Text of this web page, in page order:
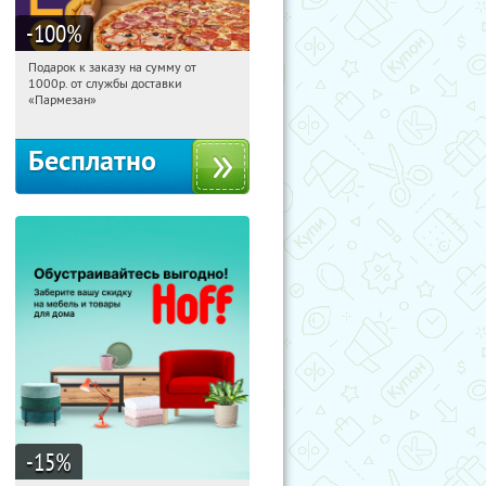
-100%
18:14:40 Получили:
Екатеринбург, проспект Академика
Подарок к заказу на сумму от
1000р. от службы доставки
«Пармезан»
Бесплатно
-15%